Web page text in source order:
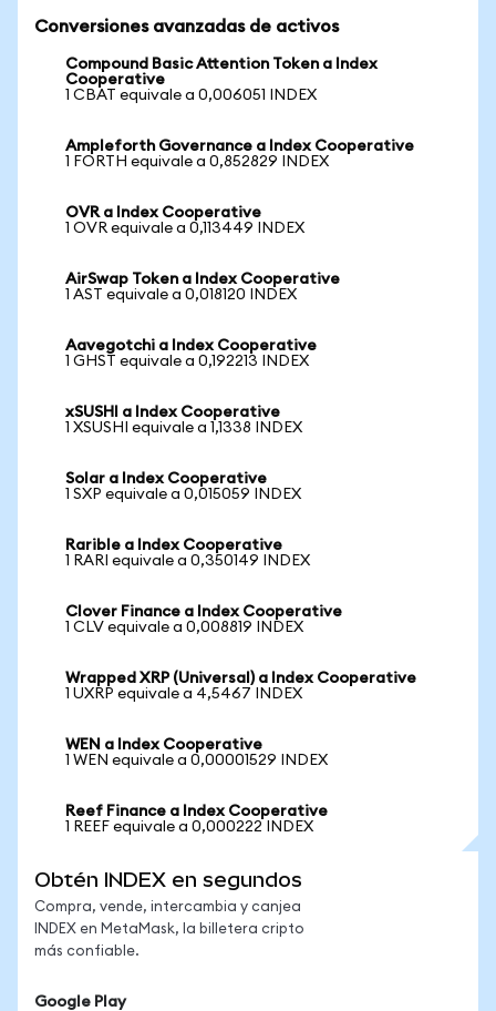
Conversiones avanzadas de activos
Compound Basic Attention Token a Index
Cooperative
1 CBAT equivale a 0,006051 INDEX
Ampleforth Governance a Index Cooperative
1 FORTH equivale a 0,852829 INDEX
OVR a Index Cooperative
1 OVR equivale a 0,113449 INDEX
AirSwap Token a Index Cooperative
1 AST equivale a 0,018120 INDEX
Aavegotchi a Index Cooperative
1 GHST equivale a 0,192213 INDEX
xSUSHI a Index Cooperative
1 XSUSHI equivale a 1,1338 INDEX
Solar a Index Cooperative
1 SXP equivale a 0,015059 INDEX
Rarible a Index Cooperative
1 RARI equivale a 0,350149 INDEX
Clover Finance a Index Cooperative
1 CLV equivale a 0,008819 INDEX
Wrapped XRP (Universal) a Index Cooperative
1 UXRP equivale a 4,5467 INDEX
WEN a Index Cooperative
1 WEN equivale a 0,00001529 INDEX
Reef Finance a Index Cooperative
1 REEF equivale a 0,000222 INDEX
Obtén INDEX en segundos
Compra, vende, intercambia y canjea
INDEX en MetaMask, la billetera cripto
más confiable.
Google Play